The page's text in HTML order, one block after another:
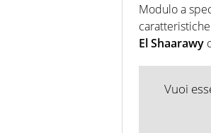
Modulo a
El Shaarawy
Vuoi